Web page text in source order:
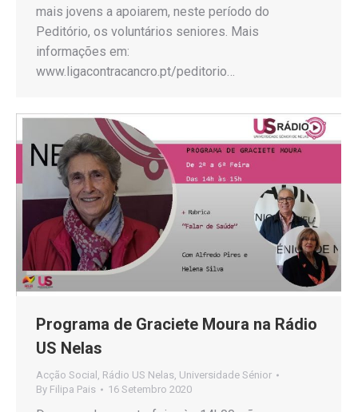
mais jovens a apoiarem, neste período do
Peditório, os voluntários seniores. Mais
informações em:
www.ligacontracancro.pt/peditorio…
Programa de Graciete Moura na Rádio
US Nelas
Acção Social , Rádio US Nelas, Universidade Sénior
By Filipa Pais 16 Setembro 2020